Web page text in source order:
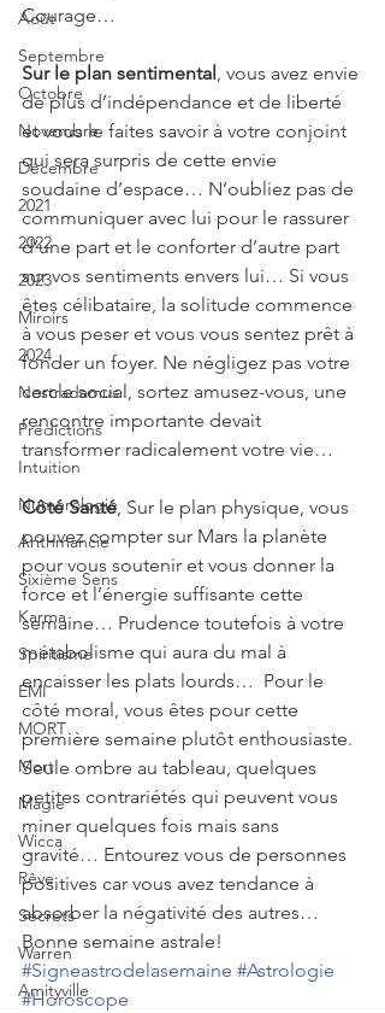
Août
Septembre
Octobre
Novembre
Décembre
2021
2022
2023
Miroirs
2024
Nostradamus
Prédictions
Intuition
Numérologie
Arithmancie
Sixième Sens
Karma
Spiritisme
EMI
MORT
Mort
Magie
Wicca
Rêve
Secrets
Warren
Amityville
Courage…
Sur le plan sentimental , vous avez envie
de plus d’indépendance et de liberté
et vous le faites savoir à votre conjoint
qui sera surpris de cette envie
soudaine d’espace… N’oubliez pas de
communiquer avec lui pour le rassurer
d’une part et le conforter d’autre part
sur vos sentiments envers lui… Si vous
êtes célibataire, la solitude commence
à vous peser et vous vous sentez prêt à
fonder un foyer. Ne négligez pas votre
cercle social, sortez amusez-vous, une
rencontre importante devait
transformer radicalement votre vie…
Côté Santé, Sur le plan physique, vous
pouvez compter sur Mars la planète
pour vous soutenir et vous donner la
force et l’énergie suffisante cette
semaine… Prudence toutefois à votre
métabolisme qui aura du mal à
encaisser les plats lourds…  Pour le
côté moral, vous êtes pour cette
première semaine plutôt enthousiaste.
Seule ombre au tableau, quelques
petites contrariétés qui peuvent vous
miner quelques fois mais sans
gravité… Entourez vous de personnes
positives car vous avez tendance à
absorber la négativité des autres…
Bonne semaine astrale!
#Signeastrodelasemaine #Astrologie
#Horoscope